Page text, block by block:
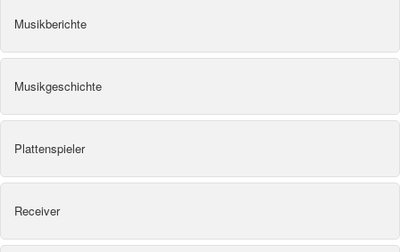
Musikberichte
Musikgeschichte
Plattenspieler
Receiver